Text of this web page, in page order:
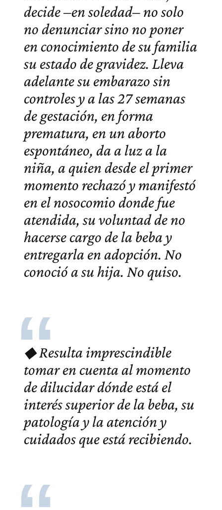
decide –en soledad– no solo
no denunciar sino no poner
en conocimiento de su familia
su estado de gravidez. Lleva
adelante su embarazo sin
controles y a las 27 semanas
de gestación, en forma
prematura, en un aborto
espontáneo, da a luz a la
niña, a quien desde el primer
momento rechazó y manifestó
en el nosocomio donde fue
atendida, su voluntad de no
hacerse cargo de la beba y
entregarla en adopción. No
conoció a su hija. No quiso.
◆ Resulta imprescindible
tomar en cuenta al momento
de dilucidar dónde está el
interés superior de la beba, su
patología y la atención y
cuidados que está recibiendo.